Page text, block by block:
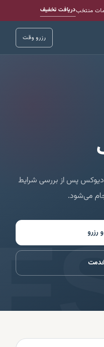
منتخبدریافت تخفیف
رزرو وقت
پس از بررسی شرایط
می‌شود.
رزرو